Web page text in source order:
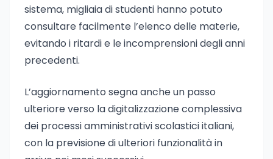
sistema, migliaia di studenti hanno potuto
consultare facilmente l’elenco delle materie,
evitando i ritardi e le incomprensioni degli anni
precedenti.
L’aggiornamento segna anche un passo
ulteriore verso la digitalizzazione complessiva
dei processi amministrativi scolastici italiani,
con la previsione di ulteriori funzionalità in